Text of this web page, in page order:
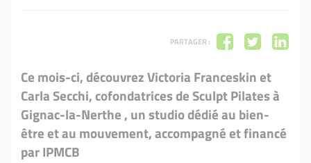
PARTAGER :
Ce mois-ci, découvrez Victoria Franceskin et
Carla Secchi, cofondatrices de Sculpt Pilates à
Gignac-la-Nerthe , un studio dédié au bien-
être et au mouvement, accompagné et financé
par IPMCB